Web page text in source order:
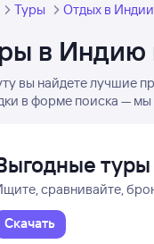
Туры Отдых в Индии
в Индию
вы найдете лучшие
в форме поиска — мы
туры
сравнивайте,
Скачать